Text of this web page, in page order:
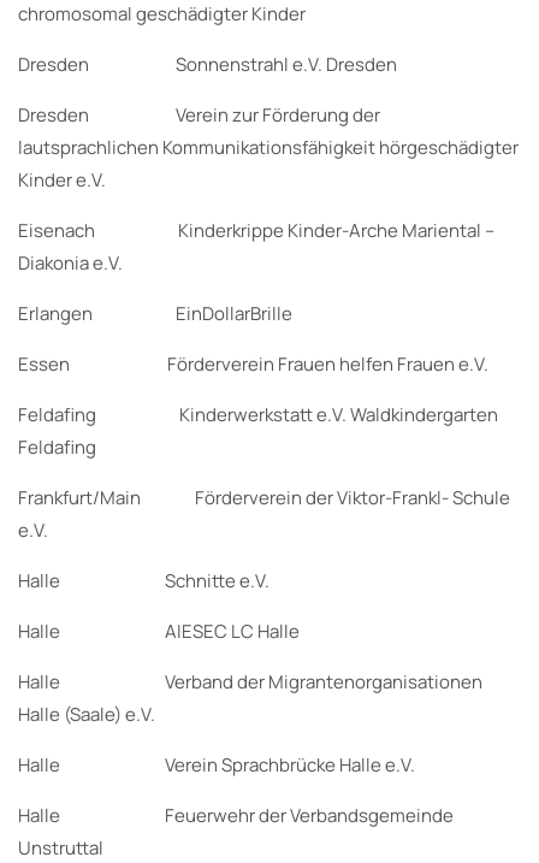
chromosomal geschädigter Kinder
Dresden Sonnenstrahl e.V. Dresden
Dresden Verein zur Förderung der
lautsprachlichen Kommunikationsfähigkeit hörgeschädigter
Kinder e.V.
Eisenach Kinderkrippe Kinder-Arche Mariental –
Diakonia e.V.
Erlangen EinDollarBrille
Essen Förderverein Frauen helfen Frauen e.V.
Feldafing Kinderwerkstatt e.V. Waldkindergarten
Feldafing
Frankfurt/Main Förderverein der Viktor-Frankl- Schule
e.V.
Halle Schnitte e.V.
Halle AIESEC LC Halle
Halle Verband der Migrantenorganisationen
Halle (Saale) e.V.
Halle Verein Sprachbrücke Halle e.V.
Halle Feuerwehr der Verbandsgemeinde
Unstruttal